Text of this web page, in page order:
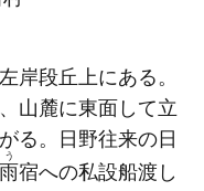
岸段丘上にある。
山麓に東面して立
る。日野往来の日
宿への私設船渡し